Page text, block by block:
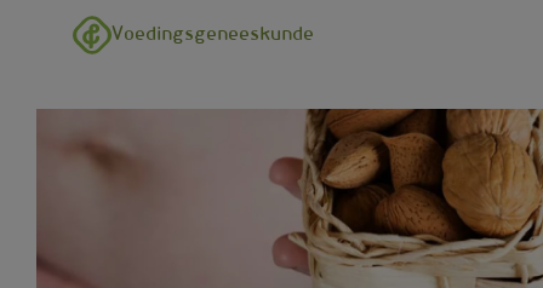
Overslaan en naar de inhoud gaan
Voedingsgeneeskunde